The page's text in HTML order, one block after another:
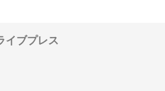
イブプレス